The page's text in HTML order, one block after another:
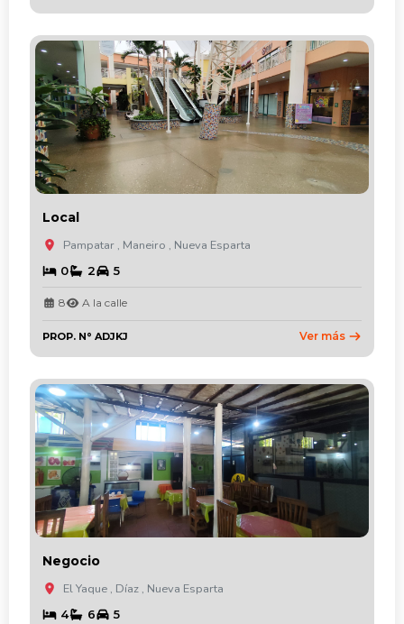
Local
Pampatar , Maneiro , Nueva Esparta
0 2 5
8 A la calle
PROP. N° ADJKJ Ver más
Negocio
El Yaque , Díaz , Nueva Esparta
4 6 5